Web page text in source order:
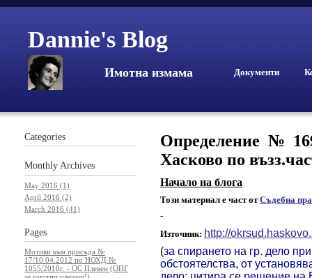
Dannie's Blog
Имотна измама Документи
Определение №
Хасково по
Начало на блога
Този материал е част отСъдебна
-
Източник: http://
(за спирането на гр. дело
обстоятелства, от
Categories
Monthly Archives
May 2016 (1)
April 2016 (2)
March 2016 (41)
Pages
Мотиви към присъда №
17/10.04.2012 по НОХД №
1055/2010г. - ОС Плевен (ОПГ